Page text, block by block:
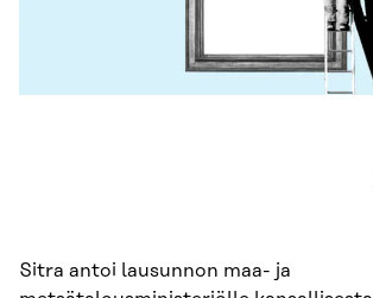
Sitra antoi lausunnon maa- ja